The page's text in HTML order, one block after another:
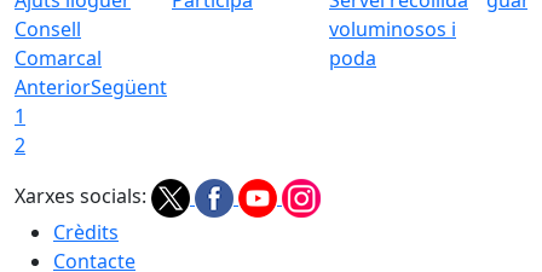
Consell
Comarcal
voluminosos i
poda
AnteriorSegüent
1
2
Xarxes socials:
Crèdits
Contacte